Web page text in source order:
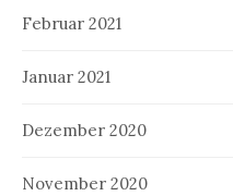
Februar 2021
Januar 2021
Dezember 2020
November 2020